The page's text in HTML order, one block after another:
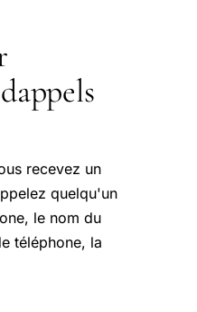
recevez un
quelqu'un
le nom du
téléphone, la